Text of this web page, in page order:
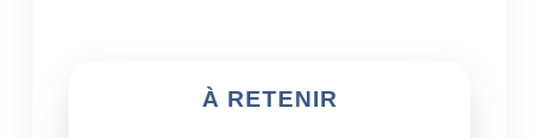
À RETENIR